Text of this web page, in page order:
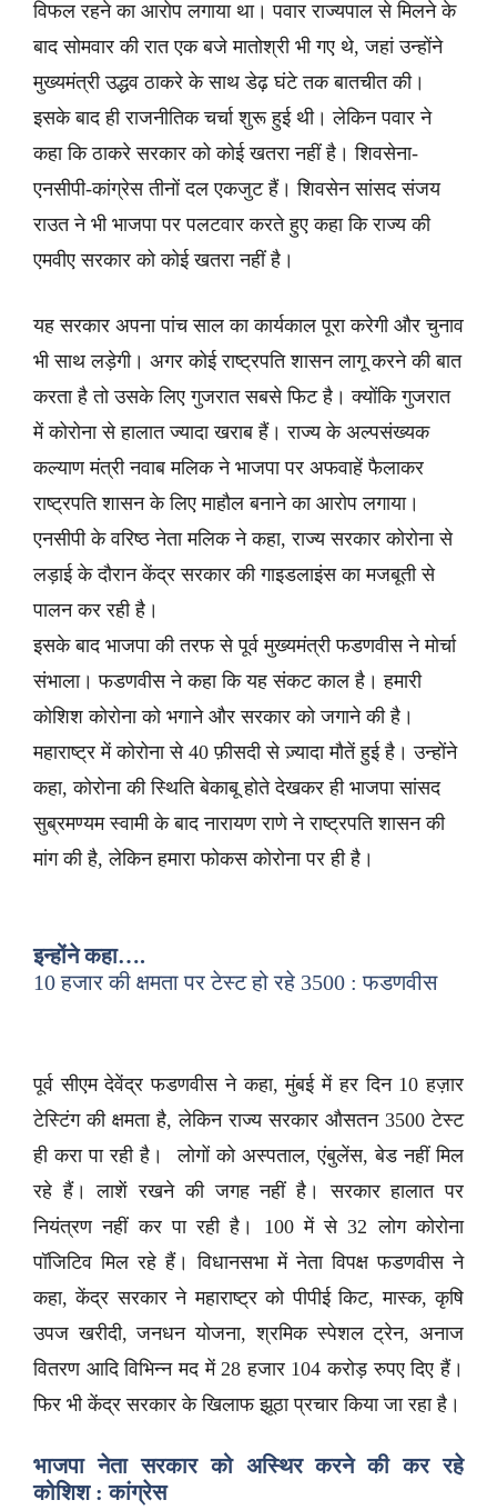
विफल रहने का आरोप लगाया था। पवार राज्यपाल से मिलने के
बाद सोमवार की रात एक बजे मातोश्री भी गए थे, जहां उन्होंने
मुख्यमंत्री उद्धव ठाकरे के साथ डेढ़ घंटे तक बातचीत की।
इसके बाद ही राजनीतिक चर्चा शुरू हुई थी। लेकिन पवार ने
कहा कि ठाकरे सरकार को कोई खतरा नहीं है। शिवसेना-
एनसीपी-कांग्रेस तीनों दल एकजुट हैं। शिवसेन सांसद संजय
राउत ने भी भाजपा पर पलटवार करते हुए कहा कि राज्य की
एमवीए सरकार को कोई खतरा नहीं है।
यह सरकार अपना पांच साल का कार्यकाल पूरा करेगी और चुनाव
भी साथ लड़ेगी। अगर कोई राष्ट्रपति शासन लागू करने की बात
करता है तो उसके लिए गुजरात सबसे फिट है। क्योंकि गुजरात
में कोरोना से हालात ज्यादा खराब हैं। राज्य के अल्पसंख्यक
कल्याण मंत्री नवाब मलिक ने भाजपा पर अफवाहें फैलाकर
राष्ट्रपति शासन के लिए माहौल बनाने का आरोप लगाया।
एनसीपी के वरिष्ठ नेता मलिक ने कहा, राज्य सरकार कोरोना से
लड़ाई के दौरान केंद्र सरकार की गाइडलाइंस का मजबूती से
पालन कर रही है।
इसके बाद भाजपा की तरफ से पूर्व मुख्यमंत्री फडणवीस ने मोर्चा
संभाला। फडणवीस ने कहा कि यह संकट काल है। हमारी
कोशिश कोरोना को भगाने और सरकार को जगाने की है।
महाराष्ट्र में कोरोना से 40 फ़ीसदी से ज़्यादा मौतें हुई है। उन्होंने
कहा, कोरोना की स्थिति बेकाबू होते देखकर ही भाजपा सांसद
सुब्रमण्यम स्वामी के बाद नारायण राणे ने राष्ट्रपति शासन की
मांग की है, लेकिन हमारा फोकस कोरोना पर ही है।
इन्होंने कहा….
10 हजार की क्षमता पर टेस्ट हो रहे 3500 : फडणवीस
पूर्व सीएम देवेंद्र फडणवीस ने कहा, मुंबई में हर दिन 10 हज़ार
टेस्टिंग की क्षमता है, लेकिन राज्य सरकार औसतन 3500 टेस्ट
ही करा पा रही है। लोगों को अस्पताल, एंबुलेंस, बेड नहीं मिल
रहे हैं। लाशें रखने की जगह नहीं है। सरकार हालात पर
नियंत्रण नहीं कर पा रही है। 100 में से 32 लोग कोरोना
पॉजिटिव मिल रहे हैं। विधानसभा में नेता विपक्ष फडणवीस ने
कहा, केंद्र सरकार ने महाराष्ट्र को पीपीई किट, मास्क, कृषि
उपज खरीदी, जनधन योजना, श्रमिक स्पेशल ट्रेन, अनाज
वितरण आदि विभिन्न मद में 28 हजार 104 करोड़ रुपए दिए हैं।
फिर भी केंद्र सरकार के खिलाफ झूठा प्रचार किया जा रहा है।
भाजपा नेता सरकार को अस्थिर करने की कर रहे
कोशिश : कांग्रेस